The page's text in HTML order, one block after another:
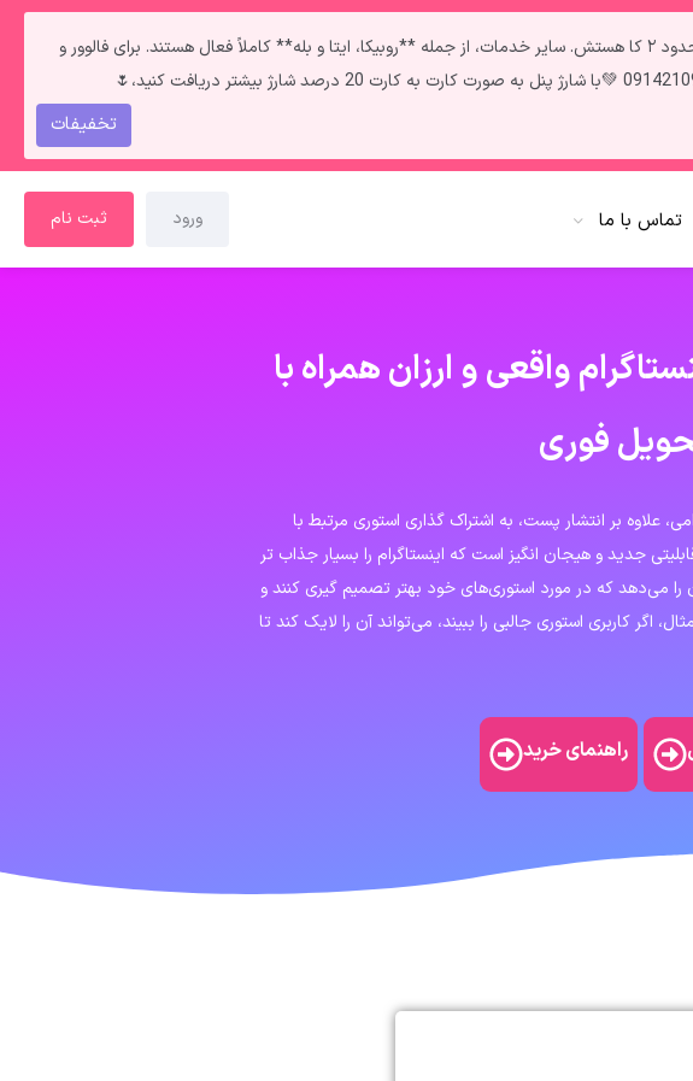
تمام سرویس‌ها آپدیت و فعال هستن ✅ فقط **فالوور و لایک ایرانی** به‌دلیل قطعی اینترنت داخل ایران سرعت انجامشون روزی حدود ۲ کا هستش. سایر خدمات، از جمله **روبیکا، ایتا و بله** کاملاً فعال هستند. برای فالوور و
تخفیفات
تماس با ما ورود ثبت نام
واقعی و ارزان همراه با
فوری
علاوه بر انتشار پست‌، به اشتراک‌ گذاری استوری‌ مرتبط با
جدید و هیجان‌ انگیز است که اینستاگرام را بسیار جذاب تر
می‌دهد که در مورد استوری‌های خود بهتر تصمیم‌ گیری کنند و
اگر کاربری استوری جالبی را ببیند، می‌تواند آن را لایک کند تا
راهنمای خرید